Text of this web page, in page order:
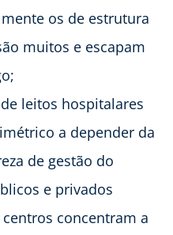
os de estrutura
muitos e escapam
leitos hospitalares
a depender da
de gestão do
e privados
concentram a